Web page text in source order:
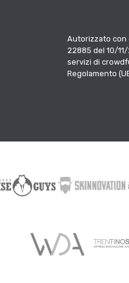
Autorizzato con
22885 del 10/
servizi di
Regolamento